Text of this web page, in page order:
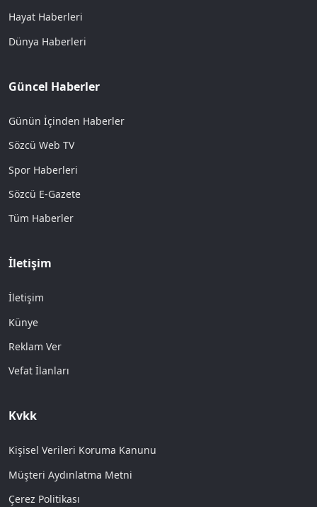
Hayat Haberleri
Dünya Haberleri
Güncel Haberler
Günün İçinden Haberler
Sözcü Web TV
Spor Haberleri
Sözcü E-Gazete
Tüm Haberler
İletişim
İletişim
Künye
Reklam Ver
Vefat İlanları
Kvkk
Kişisel Verileri Koruma Kanunu
Müşteri Aydınlatma Metni
Çerez Politikası